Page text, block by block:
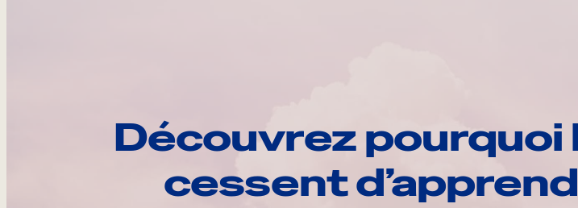
Découvrez
cessent